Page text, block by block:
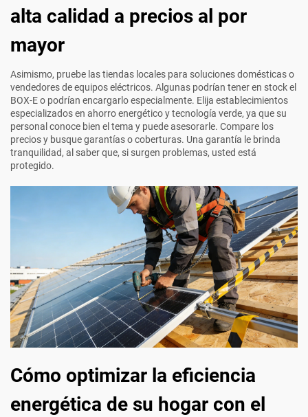
alta calidad a precios al por
mayor
Asimismo, pruebe las tiendas locales para soluciones domésticas o
vendedores de equipos eléctricos. Algunas podrían tener en stock el
BOX-E o podrían encargarlo especialmente. Elija establecimientos
especializados en ahorro energético y tecnología verde, ya que su
personal conoce bien el tema y puede asesorarle. Compare los
precios y busque garantías o coberturas. Una garantía le brinda
tranquilidad, al saber que, si surgen problemas, usted está
protegido.
Cómo optimizar la eficiencia
energética de su hogar con el